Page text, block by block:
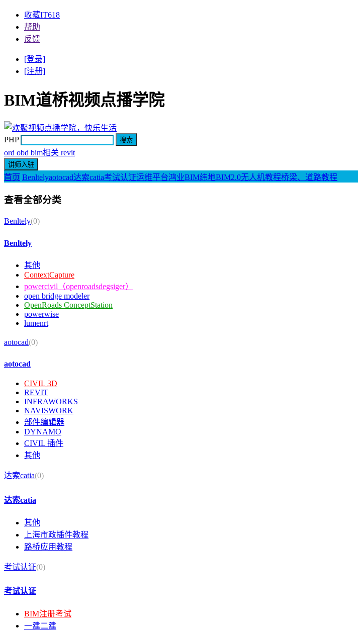
收藏IT618
帮助
反馈
[登录]
[注册]
BIM道桥视频点播学院
PHP
ord obd bim相关 revit
首页 Benltelyaotocad达索catia考试认证运维平台鸿业BIM纬地BIM2.0无人机教程桥梁、道路教程
查看全部分类
Benltely(0)
Benltely
其他
ContextCapture
powercivil（openroadsdegsiger）
open bridge modeler
OpenRoads ConceptStation
powerwise
lumenrt
aotocad(0)
aotocad
CIVIL 3D
REVIT
INFRAWORKS
NAVISWORK
部件编辑器
DYNAMO
CIVIL 插件
其他
达索catia(0)
达索catia
其他
上海市政插件教程
路桥应用教程
考试认证(0)
考试认证
BIM注册考试
一建二建